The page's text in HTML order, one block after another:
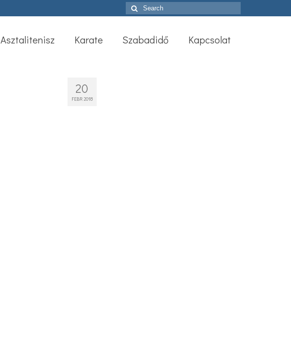
Search
for:
Asztalitenisz Karate Szabadidő Kapcsolat
20
FEBR 2018